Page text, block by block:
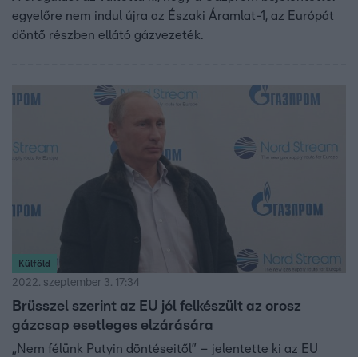
egyelőre nem indul újra az Északi Áramlat-1, az Európát
döntő részben ellátó gázvezeték.
Külföld
2022. szeptember 3. 17:34
Brüsszel szerint az EU jól felkészült az orosz
gázcsap esetleges elzárására
„Nem félünk Putyin döntéseitől” – jelentette ki az EU